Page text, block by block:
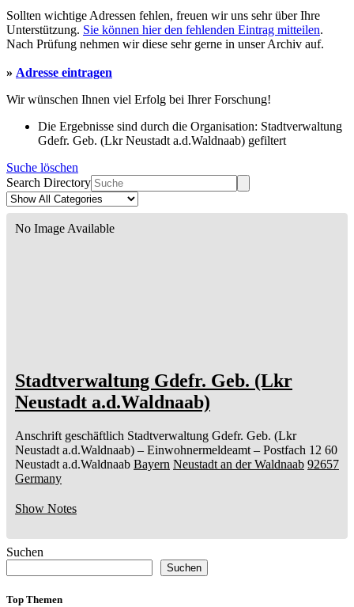
Sollten wichtige Adressen fehlen, freuen wir uns sehr über Ihre
Unterstützung. Sie können hier den fehlenden Eintrag mitteilen.
Nach Prüfung nehmen wir diese sehr gerne in unser Archiv auf.
» Adresse eintragen
Wir wünschen Ihnen viel Erfolg bei Ihrer Forschung!
Die Ergebnisse sind durch die Organisation: Stadtverwaltung
Gdefr. Geb. (Lkr Neustadt a.d.Waldnaab) gefiltert
Suche löschen
Search Directory
No Image Available
Stadtverwaltung Gdefr. Geb. (Lkr
Neustadt a.d.Waldnaab)
Anschrift geschäftlich Stadtverwaltung Gdefr. Geb. (Lkr
Neustadt a.d.Waldnaab) – Einwohnermeldeamt – Postfach 12 60
Neustadt a.d.Waldnaab Bayern Neustadt an der Waldnaab 92657
Germany
Show Notes
Suchen
Suchen
Top Themen